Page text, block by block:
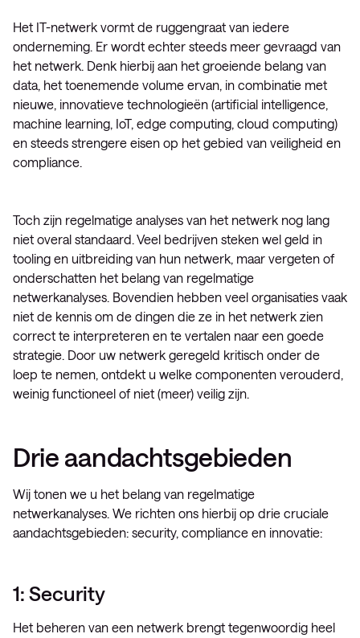
Het IT-netwerk vormt de ruggengraat van iedere
onderneming. Er wordt echter steeds meer gevraagd van
het netwerk. Denk hierbij aan het groeiende belang van
data, het toenemende volume ervan, in combinatie met
nieuwe, innovatieve technologieën (artificial intelligence,
machine learning, IoT, edge computing, cloud computing)
en steeds strengere eisen op het gebied van veiligheid en
compliance.
Toch zijn regelmatige analyses van het netwerk nog lang
niet overal standaard. Veel bedrijven steken wel geld in
tooling en uitbreiding van hun netwerk, maar vergeten of
onderschatten het belang van regelmatige
netwerkanalyses. Bovendien hebben veel organisaties vaak
niet de kennis om de dingen die ze in het netwerk zien
correct te interpreteren en te vertalen naar een goede
strategie. Door uw netwerk geregeld kritisch onder de
loep te nemen, ontdekt u welke componenten verouderd,
weinig functioneel of niet (meer) veilig zijn.
Drie aandachtsgebieden
Wij tonen we u het belang van regelmatige
netwerkanalyses. We richten ons hierbij op drie cruciale
aandachtsgebieden: security, compliance en innovatie:
1: Security
Het beheren van een netwerk brengt tegenwoordig heel